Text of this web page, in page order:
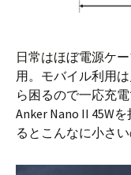
日常はほぼ電源ケ
用。モバイル利用
ら困るので一応充
Anker Nano II 45W
るとこんなに小さい